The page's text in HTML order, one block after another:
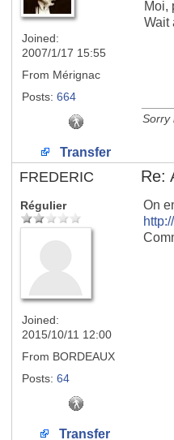
Joined:
2007/1/17 15:55
From Mérignac
Posts: 664
Moi,
Wait
Sorry
Transfer
FREDERIC Re:
Régulier
Joined:
2015/10/11 12:00
From BORDEAUX
Posts: 64
On
Transfer